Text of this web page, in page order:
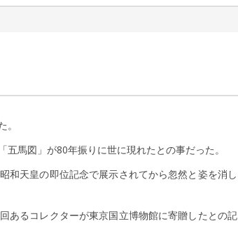
馬図」が80年振りに世に現れたとの事だった。
和天皇の即位記念で展示されてから忽然と姿を消し
あるコレクターが東京国立博物館に寄贈したとの記